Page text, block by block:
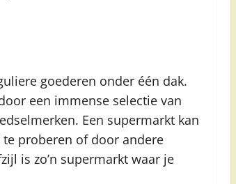
goederen onder één dak.
een immense selectie van
Een supermarkt kan
proberen of door andere
is zo’n supermarkt waar je